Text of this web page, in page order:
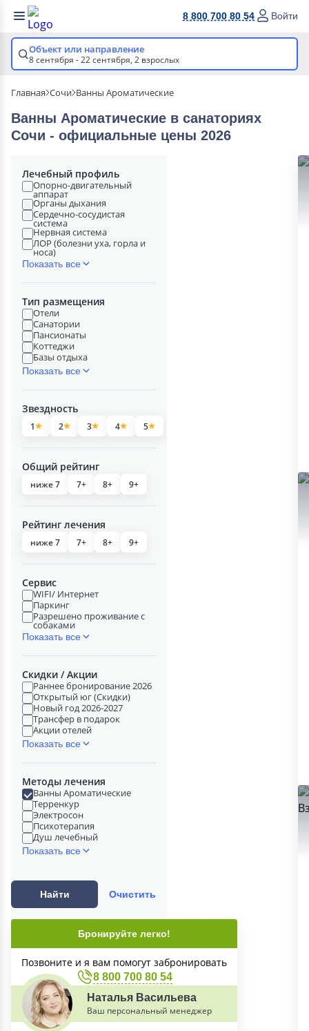
8 800 700 80 54 Войти
Объект или направление
8 сентября - 22 сентября, 2 взрослых
Главная Сочи Ванны Ароматические
Ванны Ароматические в cанаториях
Сочи - официальные цены 2026
Лечебный профиль
Опорно-двигательный
аппарат
Органы дыхания
Сердечно-сосудистая
система
Нервная система
ЛОР (болезни уха, горла и
носа)
Показать все
Тип размещения
Отели
Санатории
Пансионаты
Коттеджи
Базы отдыха
Показать все
Звездность
1 2 3 4 5
Общий рейтинг
ниже 7 7+ 8+ 9+
Рейтинг лечения
ниже 7 7+ 8+ 9+
Сервис
WIFI/ Интернет
Паркинг
Разрешено проживание с
собаками
Показать все
Скидки / Акции
Раннее бронирование 2026
Открытый юг (Скидки)
Новый год 2026-2027
Трансфер в подарок
Акции отелей
Показать все
Методы лечения
Ванны Ароматические
Терренкур
Электросон
Психотерапия
Душ лечебный
Показать все
Найти Очистить
Бронируйте легко!
Позвоните и я вам помогут забронировать
8 800 700 80 54
Наталья Васильева
Ваш персональный менеджер